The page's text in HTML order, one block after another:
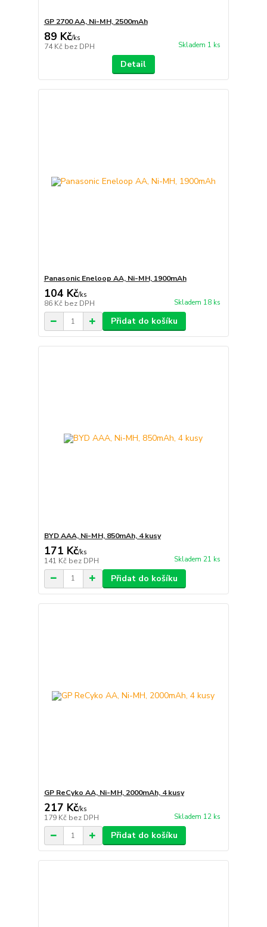
GP 2700 AA, Ni-MH, 2500mAh
89 Kč/ks
74 Kč bez DPH Skladem 1 ks
Detail
Panasonic Eneloop AA, Ni-MH, 1900mAh
104 Kč/ks
86 Kč bez DPH Skladem 18 ks
Přidat do košíku
BYD AAA, Ni-MH, 850mAh, 4 kusy
171 Kč/ks
141 Kč bez DPH Skladem 21 ks
Přidat do košíku
GP ReCyko AA, Ni-MH, 2000mAh, 4 kusy
217 Kč/ks
179 Kč bez DPH Skladem 12 ks
Přidat do košíku